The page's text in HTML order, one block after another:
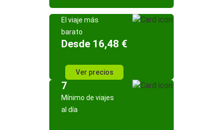
El viaje más
barato
Desde 16,48 €
Ver precios
7
Mínimo de viajes
al día